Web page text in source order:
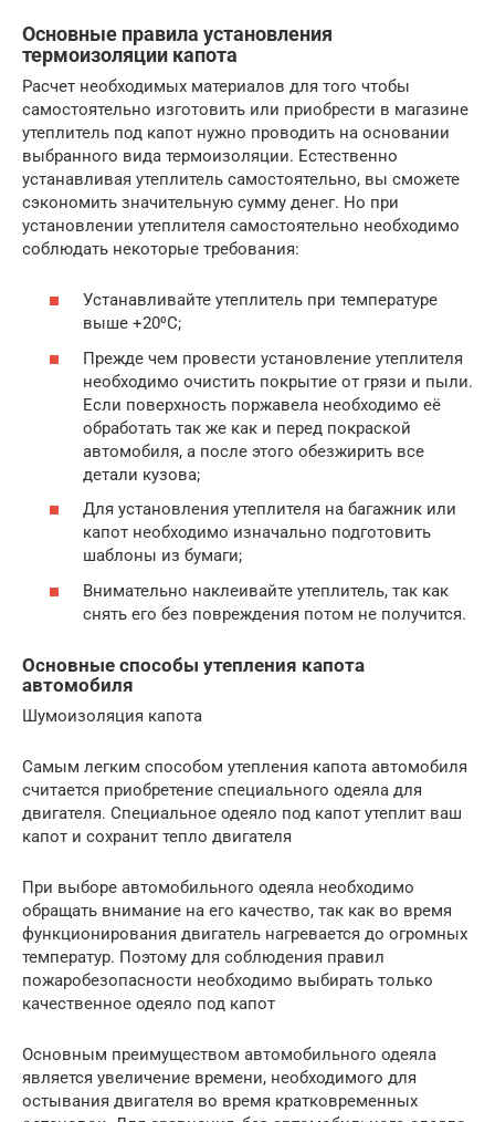
Основные правила установления
термоизоляции капота
Расчет необходимых материалов для того чтобы
самостоятельно изготовить или приобрести в магазине
утеплитель под капот нужно проводить на основании
выбранного вида термоизоляции. Естественно
устанавливая утеплитель самостоятельно, вы сможете
сэкономить значительную сумму денег. Но при
установлении утеплителя самостоятельно необходимо
соблюдать некоторые требования:
Устанавливайте утеплитель при температуре
выше +20⁰С;
Прежде чем провести установление утеплителя
необходимо очистить покрытие от грязи и пыли.
Если поверхность поржавела необходимо её
обработать так же как и перед покраской
автомобиля, а после этого обезжирить все
детали кузова;
Для установления утеплителя на багажник или
капот необходимо изначально подготовить
шаблоны из бумаги;
Внимательно наклеивайте утеплитель, так как
снять его без повреждения потом не получится.
Основные способы утепления капота
автомобиля
Шумоизоляция капота
Самым легким способом утепления капота автомобиля
считается приобретение специального одеяла для
двигателя. Специальное одеяло под капот утеплит ваш
капот и сохранит тепло двигателя
При выборе автомобильного одеяла необходимо
обращать внимание на его качество, так как во время
функционирования двигатель нагревается до огромных
температур. Поэтому для соблюдения правил
пожаробезопасности необходимо выбирать только
качественное одеяло под капот
Основным преимуществом автомобильного одеяла
является увеличение времени, необходимого для
остывания двигателя во время кратковременных